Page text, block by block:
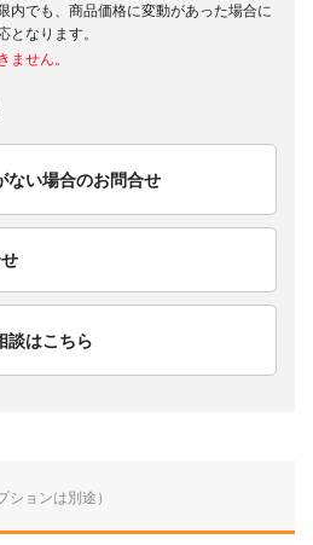
内でも、商品価格に変動があった場合に
となります。
せん。
ない場合のお問合せ
談はこちら
ションは別途）